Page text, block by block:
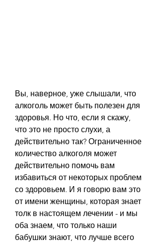
Вы, наверное, уже слышали, что
алкоголь может быть полезен для
здоровья. Но что, если я скажу,
что это не просто слухи, а
действительно так? Ограниченное
количество алкоголя может
действительно помочь вам
избавиться от некоторых проблем
со здоровьем. И я говорю вам это
от имени женщины, которая знает
толк в настоящем лечении - и мы
оба знаем, что только наши
бабушки знают, что лучше всего